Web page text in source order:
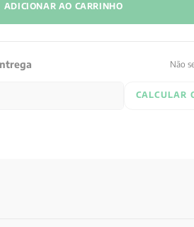
ADICIONAR AO CARRINHO
Não
CALCULAR